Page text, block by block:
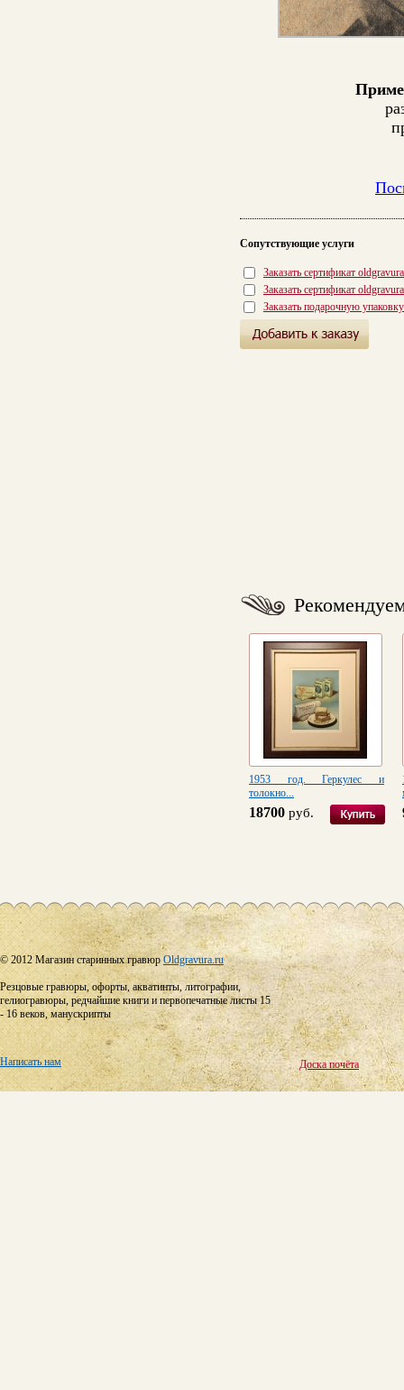
Сопутствующие услуги
Заказать сертификат
Заказать сертификат
Заказать подарочную
1953 год. Геркулес и
толокно...
18700 руб.
© 2012 Магазин старинных гравюрOldgravura.ru
Резцовые гравюры, офорты, акватинты, литографии,
гелиогравюры, редчайшие книги и первопечатные листы 15
- 16 веков, манускрипты
Написать нам Доска почёта